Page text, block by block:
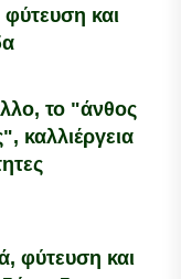
και
το "άνθος
καλλιέργεια
φύτευση και